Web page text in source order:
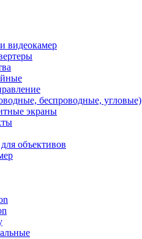
видеокамер
беспроводные, угловые)
экраны
объективов